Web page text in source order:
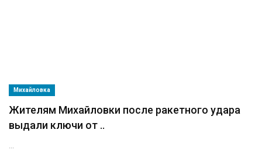
Михайловка
Жителям Михайловки после ракетного удара
выдали ключи от ..
...